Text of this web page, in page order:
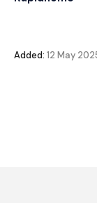
Added: 12 May